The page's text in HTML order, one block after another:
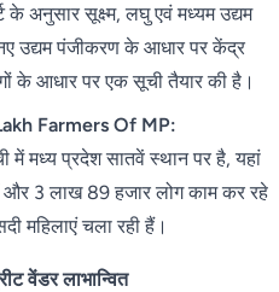
के अनुसार सूक्ष्म, लघु एवं मध्यम उद्यम
नए उद्यम पंजीकरण के आधार पर केंद्र
के आधार पर एक सूची तैयार की है।
Farmers Of MP:
में मध्य प्रदेश सातवें स्थान पर है, यहां
3 लाख 89 हजार लोग काम कर रहे
महिलाएं चला रही हैं।
वेंडर लाभान्वित